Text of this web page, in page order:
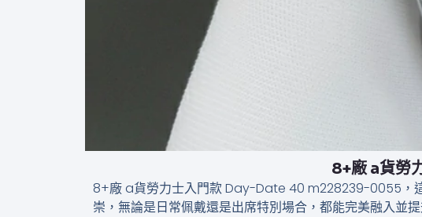
8+廠 a貨
8+廠 a貨勞力士入門款​​​​ Day-Date 40 m228239-0055，
崇，無論是日常佩戴還是出席特別場合，都能完美融入並